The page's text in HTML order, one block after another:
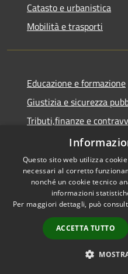
Catasto e urbanistica
Mobilità e trasporti
Educazione e formazione
Giustizia e sicurezza
Tributi,finanze e
Salute, benessere e
Autorizzazioni
Notizie
Comunicati
Questo sito web utilizza
necessari al corretto
nonché un cookie tecnico
informazioni
Per maggiori dettagli, può
ACCETTA TUTTO